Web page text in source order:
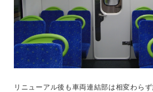
リニューアル後も車両連結部は相変わら